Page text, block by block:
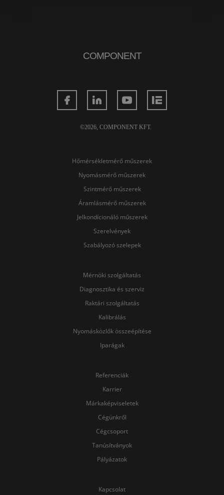
COMPONENT
©2026, COMPONENT KFT.
Hőmérsékletmérő műszerek
Nyomásmérő műszerek
Szintmérő műszerek
Áramlásmérő műszerek
Jelkondícionáló műszerek
Szerelvények
Szabályozó szelepek
Mérnöki szolgáltatás
Diagnosztika és szerviz
Raktári szolgáltatás
Kalibrálás
Nyomásközlők összeépítése
Iparágak
Referenciák
Karrier
Márkaképviseletek
Cégünkről
Cégcsoport
Tanúsítványok
Pályázatok
Kapcsolat